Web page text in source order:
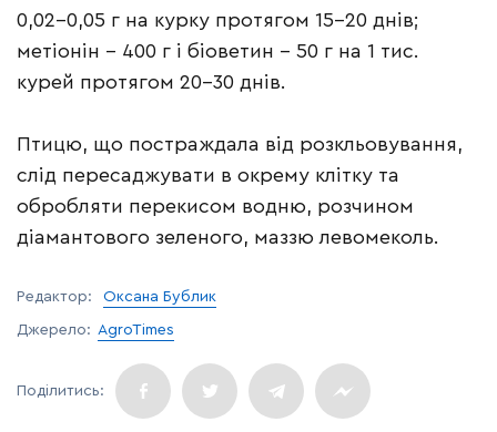
0,02-0,05 г на курку протягом 15-20 днів;
метіонін – 400 г і біоветин – 50 г на 1 тис.
курей протягом 20-30 днів.
Птицю, що постраждала від розкльовування,
слід пересаджувати в окрему клітку та
обробляти перекисом водню, розчином
діамантового зеленого, маззю левомеколь.
Редактор: Оксана Бублик
Джерело: AgroTimes